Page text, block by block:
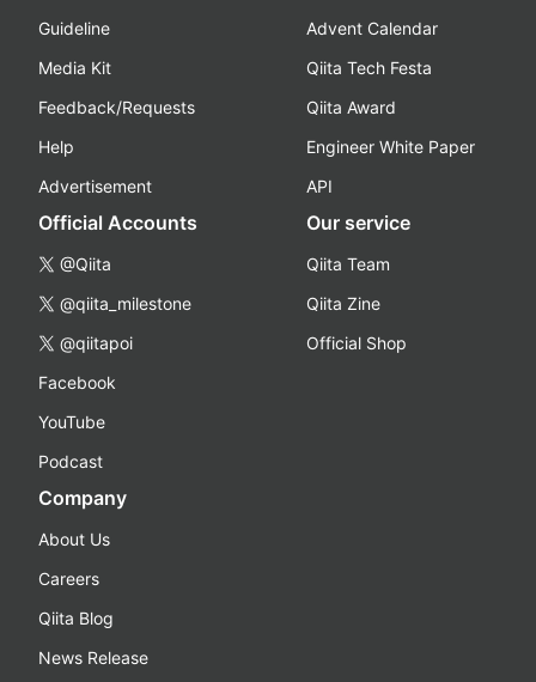
Guideline
Media Kit
Feedback/Requests
Help
Advertisement
Advent Calendar
Qiita Tech Festa
Qiita Award
Engineer White Paper
API
Official Accounts
@Qiita
@qiita_milestone
@qiitapoi
Facebook
YouTube
Podcast
Our service
Qiita Team
Qiita Zine
Official Shop
Company
About Us
Careers
Qiita Blog
News Release